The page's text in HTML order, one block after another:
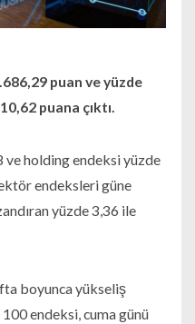
puan ve yüzde
puana çıktı.
ve holding endeksi yüzde
endeksleri güne
yüzde 3,36 ile
boyunca yükseliş
endeksi, cuma günü